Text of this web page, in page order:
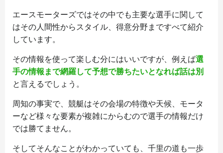
エースモーターズではその中でも主要な選手に関して
はその人間性からスタイル、得意分野まですべて紹介
しています。
その情報を使って楽しむ分にはいいですが、例えば選
手の情報まで網羅して予想で勝ちたいとなれば話は別
と言えるでしょう。
周知の事実で、競艇はその会場の特徴や天候、モータ
ーなど様々な要素が複雑にからむので選手の情報だけ
では勝てません。
そしてそんなことがわかっていても、千里の道も一歩